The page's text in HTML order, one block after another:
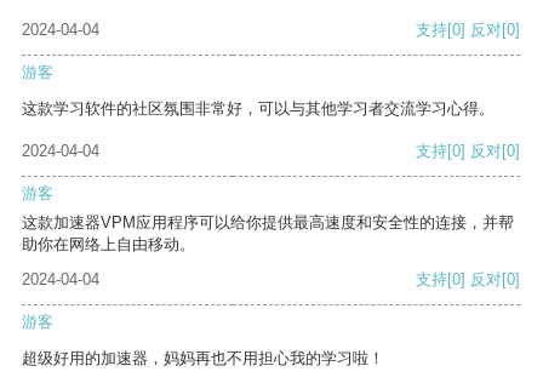
2024-04-04 支持[0] 反对[0]
游客
这款学习软件的社区氛围非常好，可以与其他学习者交流学习心得。
2024-04-04 支持[0] 反对[0]
游客
这款加速器VPM应用程序可以给你提供最高速度和安全性的连接，并帮
助你在网络上自由移动。
2024-04-04
支持[0] 反对[0]
游客
超级好用的加速器，妈妈再也不用担心我的学习啦！